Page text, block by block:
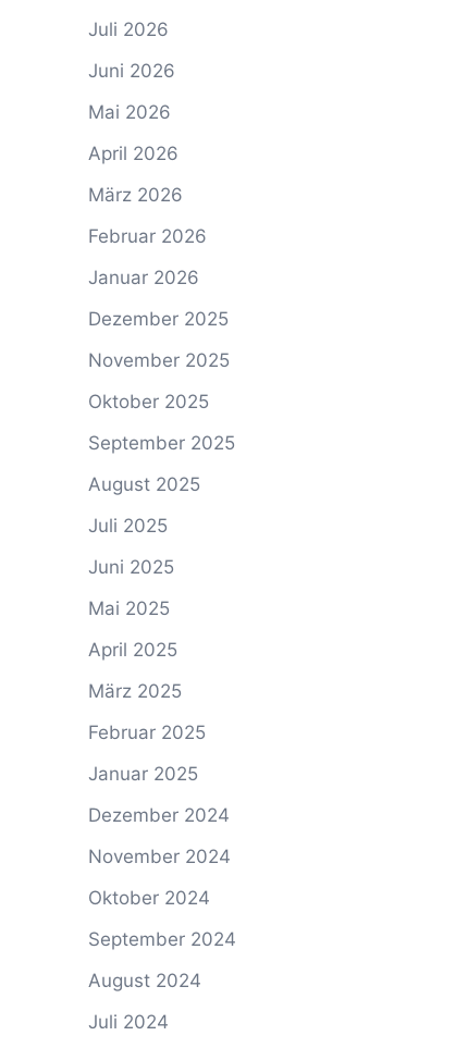
Juli 2026
Juni 2026
Mai 2026
April 2026
März 2026
Februar 2026
Januar 2026
Dezember 2025
November 2025
Oktober 2025
September 2025
August 2025
Juli 2025
Juni 2025
Mai 2025
April 2025
März 2025
Februar 2025
Januar 2025
Dezember 2024
November 2024
Oktober 2024
September 2024
August 2024
Juli 2024